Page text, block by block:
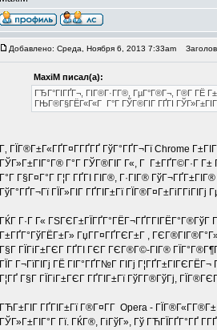
Добавлено: Среда, Ноября 6, 2013 7:33am
MaxiM писал(а):
ГЂГ°ГІГҐГ¬, ГІГ®Г·Г­Г®, ГµГ°Г®Г¬, Г®Г­ ГЁ
ГЊГ®Г§ГЁГ«Г«Г Г°Г ГЎГ®ГІГ ГҐГІ
Г‚ ГЇГ®Г±Г«ГҐГ¤Г­ГҐГҐ ГўГ°ГҐГ¬Гї Chrome
ГЎГ»Г±ГІГ°Г® Г°Г ГЎГ®ГІГ Г«, Г Г±ГҐГ©Г·Г Г±
Г°Г Г§Г¤Г°Г Г¦Г ГҐГІ ГІГ®, Г·ГІГ®
ГўГ°ГҐГ¬Гї ГЇГ»ГІГ ГҐГІГ±Гї
ГЌГ Г·Г Г« ГЅГЄГ±ГЇГҐГ°ГЁГ¬ГҐГ­ГІГЁГ°Г®ГўГ
Г±ГҐГ°ГўГЁГ±Г» ГџГ­Г¤ГҐГЄГ±Г ,
Г§Г ГЇГіГ±ГЄГ ГҐГІ ГЄГ ГЄГ®Г©-ГІГ®
ГЇГ Г¬ГїГІГј ГЁ ГІГ°ГҐГ№Г ГІГј
Г¦ГҐ Г§Г ГЇГіГ±ГЄГ ГҐГІГ±Гї ГўГ­Г®ГўГј,
ГЋГ±ГІГ ГҐГІГ±Гї Г®Г¤Г­Г Opera -
ГЎГ»Г±ГІГ°Г Гї. ГЌГ®, ГіГўГ», Гў ГЋГЇГҐГ°ГҐ